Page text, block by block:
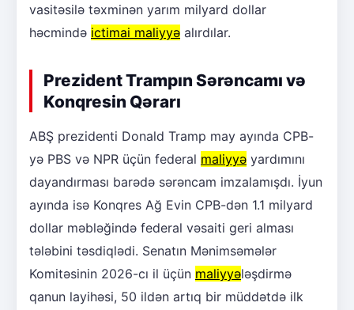
vasitəsilə təxminən yarım milyard dollar
həcmində ictimai maliyyə alırdılar.
Prezident Trampın Sərəncamı və
Konqresin Qərarı
ABŞ prezidenti Donald Tramp may ayında CPB-
yə PBS və NPR üçün federal maliyyə yardımını
dayandırması barədə sərəncam imzalamışdı. İyun
ayında isə Konqres Ağ Evin CPB-dən 1.1 milyard
dollar məbləğində federal vəsaiti geri alması
tələbini təsdiqlədi. Senatın Mənimsəmələr
Komitəsinin 2026-cı il üçün maliyyələşdirmə
qanun layihəsi, 50 ildən artıq bir müddətdə ilk